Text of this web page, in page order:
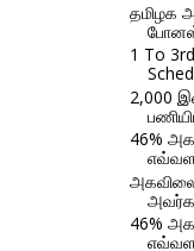
தமிழக
போனஸ்
1 To
2,000
46%
46%